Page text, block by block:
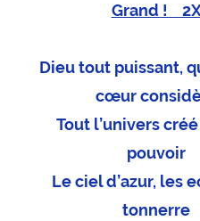
Grand !
Dieu tout puissant,
cœur
Tout l’univers
pouvoir
Le ciel d’azur, les
tonnerre